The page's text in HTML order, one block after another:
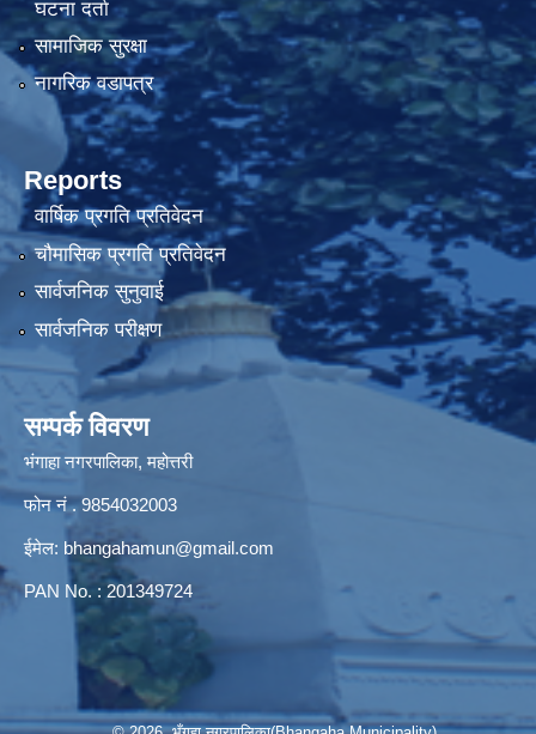
घटना दर्ता
सामाजिक सुरक्षा
नागरिक वडापत्र
Reports
वार्षिक प्रगति प्रतिवेदन
चौमासिक प्रगति प्रतिवेदन
सार्वजनिक सुनुवाई
सार्वजनिक परीक्षण
सम्पर्क विवरण
भंगाहा नगरपालिका, महोत्तरी
फोन नं . 9854032003
ईमेल: bhangahamun@gmail.com
PAN No. : 201349724